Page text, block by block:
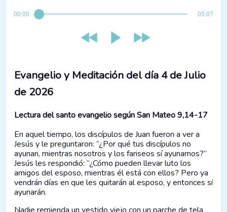
00:00 05:07
Evangelio y Meditación del día 4 de Julio
de 2026
Lectura del santo evangelio según San Mateo 9,14-17
En aquel tiempo, los discípulos de Juan fueron a ver a
Jesús y le preguntaron: “¿Por qué tus discípulos no
ayunan, mientras nosotros y los fariseos sí ayunamos?”
Jesús les respondió: “¿Cómo pueden llevar luto los
amigos del esposo, mientras él está con ellos? Pero ya
vendrán días en que les quitarán al esposo, y entonces sí
ayunarán.